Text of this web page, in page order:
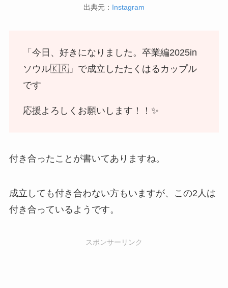
出典元： Instagram
「今日、好きになりました。卒業編2025in
ソウル🇰🇷」で成立したたくはるカップル
です
応援よろしくお願いします！！✨
付き合ったことが書いてありますね。
成立しても付き合わない方もいますが、この2人は
付き合っているようです。
スポンサーリンク